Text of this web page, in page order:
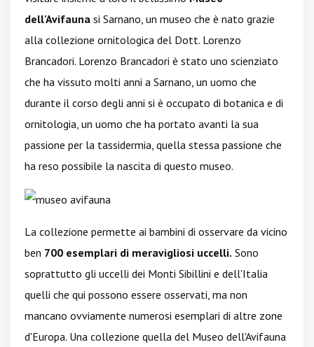
dell'Avifauna si Sarnano, un museo che è nato grazie
alla collezione ornitologica del Dott. Lorenzo
Brancadori. Lorenzo Brancadori è stato uno scienziato
che ha vissuto molti anni a Sarnano, un uomo che
durante il corso degli anni si è occupato di botanica e di
ornitologia, un uomo che ha portato avanti la sua
passione per la tassidermia, quella stessa passione che
ha reso possibile la nascita di questo museo.
La collezione permette ai bambini di osservare da vicino
ben 700 esemplari di meravigliosi uccelli. Sono
soprattutto gli uccelli dei Monti Sibillini e dell'Italia
quelli che qui possono essere osservati, ma non
mancano ovviamente numerosi esemplari di altre zone
d'Europa. Una collezione quella del Museo dell'Avifauna